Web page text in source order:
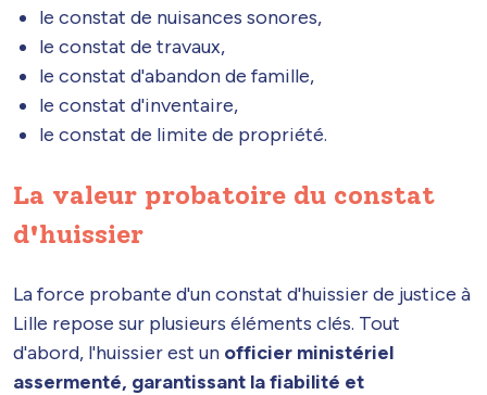
le constat de nuisances sonores,
le constat de travaux,
le constat d'abandon de famille,
le constat d'inventaire,
le constat de limite de propriété.
La valeur probatoire du constat
d'huissier
La force probante d'un constat d'huissier de justice à
Lille repose sur plusieurs éléments clés. Tout
d'abord, l'huissier est un officier ministériel
assermenté, garantissant la fiabilité et